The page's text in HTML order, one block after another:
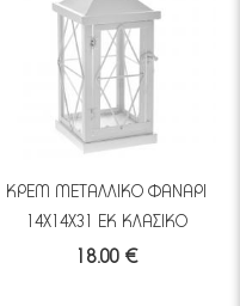
ΚΡΕΜ ΜΕΤΑΛΛΙΚΟ ΦΑΝΑΡΙ
14Χ14Χ31 ΕΚ ΚΛΑΣΙΚΟ
18.00 €